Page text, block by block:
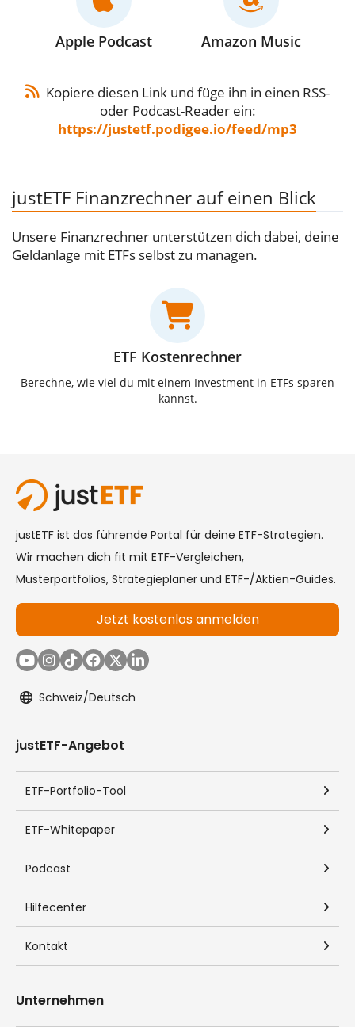
Apple Podcast Amazon Music
Kopiere diesen Link und füge ihn in einen RSS-
oder Podcast-Reader ein:
https://justetf.podigee.io/feed/mp3
justETF Finanzrechner auf einen Blick
Unsere Finanzrechner unterstützen dich dabei, deine
Geldanlage mit ETFs selbst zu managen.
ETF Kostenrechner
Berechne, wie viel du mit einem Investment in ETFs sparen
kannst.